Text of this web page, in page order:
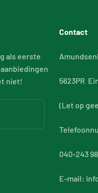
als eerste
niet!
Contact
5623PR
(Let op
040-243
E-mail: